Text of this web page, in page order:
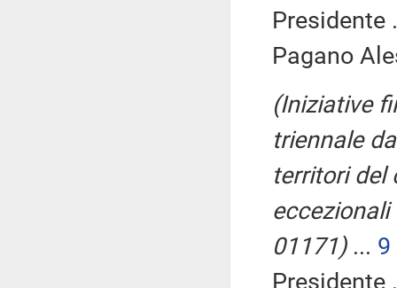
Presidente
Pagano
(Iniziative
triennale
territori del
01171)... 9
Presidente